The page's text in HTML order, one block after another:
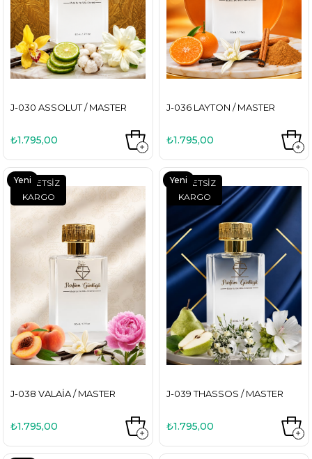
J-030 ASSOLUT / MASTER
₺1.795,00
J-036 LAYTON / MASTER
₺1.795,00
J-038 VALAIA / MASTER
₺1.795,00
ÜCRETSIZ
KARGO
Yeni
Ürün
J-039 THASSOS / MASTER
₺1.795,00
ÜCRETSIZ
KARGO
Yeni
Ürün